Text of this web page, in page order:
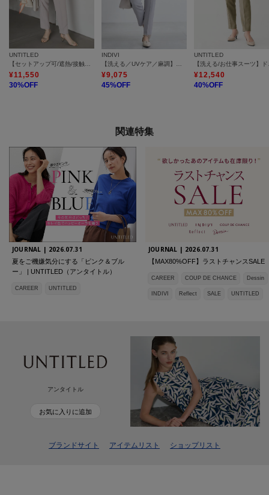
UNTITLED
¥11,550
30%OFF
INDIVI
¥9,075
45%OFF
UNTITLED
¥12,540
40%OFF
関連特集
JOURNAL | 2026.07.31
夏をご機嫌気分にする「ピンク＆ブル
ー」 | UNTITLED（アンタイトル）
CAREER UNTITLED
JOURNAL | 2026.07.31
【MAX80%OFF】ラストチャンスSALE
CAREER COUP DE CHANCE Dessin
INDIVI Reflect SALE UNTITLED
アンタイトル
お気に入りに追加
ブランドサイト アイテムリスト ショップリスト